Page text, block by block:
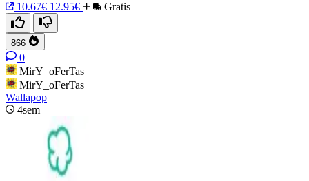
10.67€ 12.95€ Gratis
866
0
MirY_oFerTas
MirY_oFerTas
Wallapop
4sem